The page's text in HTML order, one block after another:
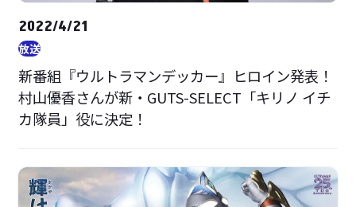
2022/4/21
放送
新番組『ウルトラマンデッカー』ヒロイン発表！
村山優香さんが新・GUTS-SELECT「キリノ イチ
カ隊員」役に決定！